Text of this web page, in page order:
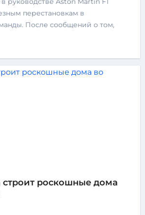
перестановкам в
После сообщений о том,
роскошные дома